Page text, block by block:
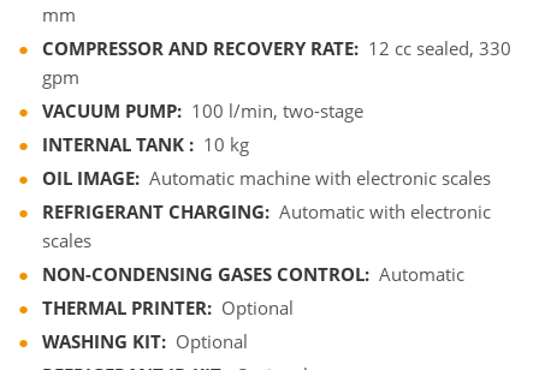
mm
COMPRESSOR AND RECOVERY RATE: 12 cc sealed, 330
gpm
VACUUM PUMP: 100 l/min, two-stage
INTERNAL TANK : 10 kg
OIL IMAGE: Automatic machine with electronic scales
REFRIGERANT CHARGING: Automatic with electronic
scales
NON-CONDENSING GASES CONTROL: Automatic
THERMAL PRINTER: Optional
WASHING KIT: Optional